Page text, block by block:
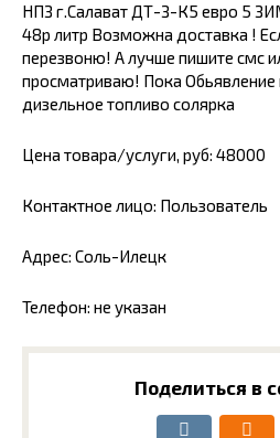
НПЗ г.Салават ДТ-З-К5 евро 5
48р литр Возможна доставка !
перезвоню! А лучше пишите смс
просматриваю! Пока Обьявление
дизельное топливо солярка
Цена товара/услуги, руб: 48000
Контактное лицо: Пользователь
Адрес: Соль-Илецк
Телефон: не указан
Поделиться в